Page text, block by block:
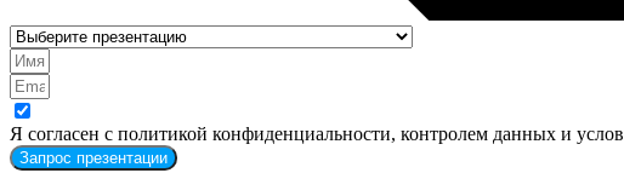
Я согласен с политикой конфиденциальности, контролем данных и
Запрос презентации